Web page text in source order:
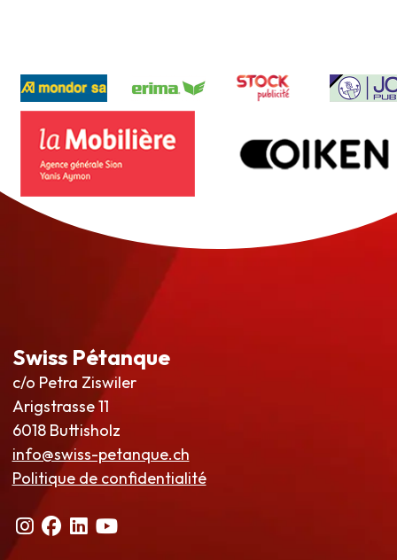
Swiss Pétanque
c/o Petra Ziswiler
Arigstrasse 11
6018 Buttisholz
info@swiss-petanque.ch
Politique de confidentialité